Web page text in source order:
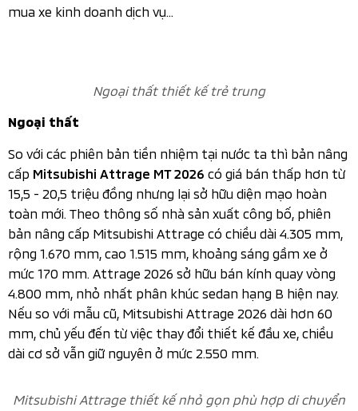
mua xe kinh doanh dịch vụ…
Ngoại thất thiết kế trẻ trung
Ngoại thất
So với các phiên bản tiền nhiệm tại nước ta thì bản nâng
cấpMitsubishi Attrage MT 2026có giá bán thấp hơn từ
toàn mới. Theo thông số nhà sản xuất công bố, phiên